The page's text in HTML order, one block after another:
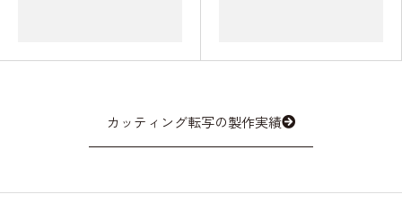
カッティング転写の製作実績